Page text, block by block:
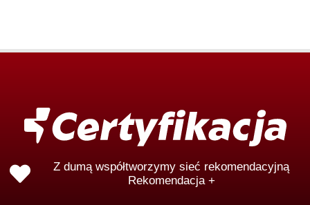
Z dumą współtworzymy sieć rekomendacyjną
Rekomendacja +